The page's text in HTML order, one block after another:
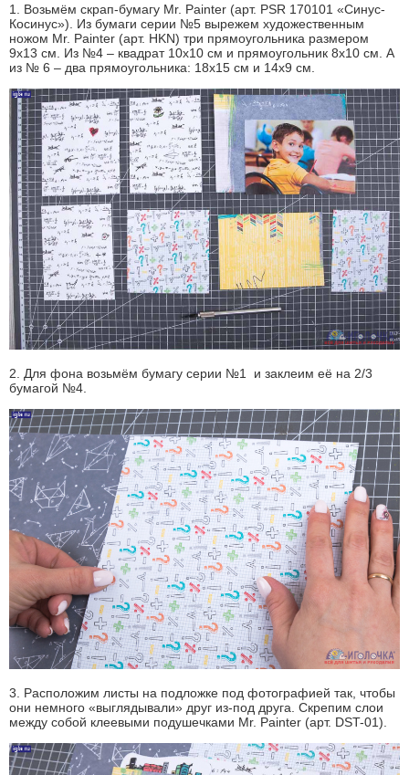
1. Возьмём скрап-бумагу Mr. Painter (арт. PSR 170101 «Синус-
Косинус»). Из бумаги серии №5 вырежем художественным
ножом Mr. Painter (арт. HKN) три прямоугольника размером
9x13 см. Из №4 – квадрат 10x10 см и прямоугольник 8x10 см. А
из № 6 – два прямоугольника: 18x15 см и 14x9 см.
2. Для фона возьмём бумагу серии №1 и заклеим её на 2/3
бумагой №4.
3. Расположим листы на подложке под фотографией так, чтобы
они немного «выглядывали» друг из-под друга. Скрепим слои
между собой клеевыми подушечками Mr. Painter (арт. DST-01).